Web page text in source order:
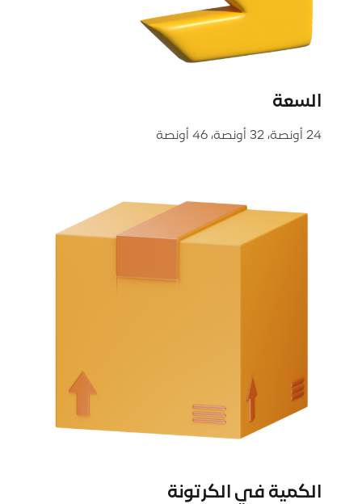
السعة
24 أونصة، 32 أونصة، 46 أونصة
الكمية في الكرتونة